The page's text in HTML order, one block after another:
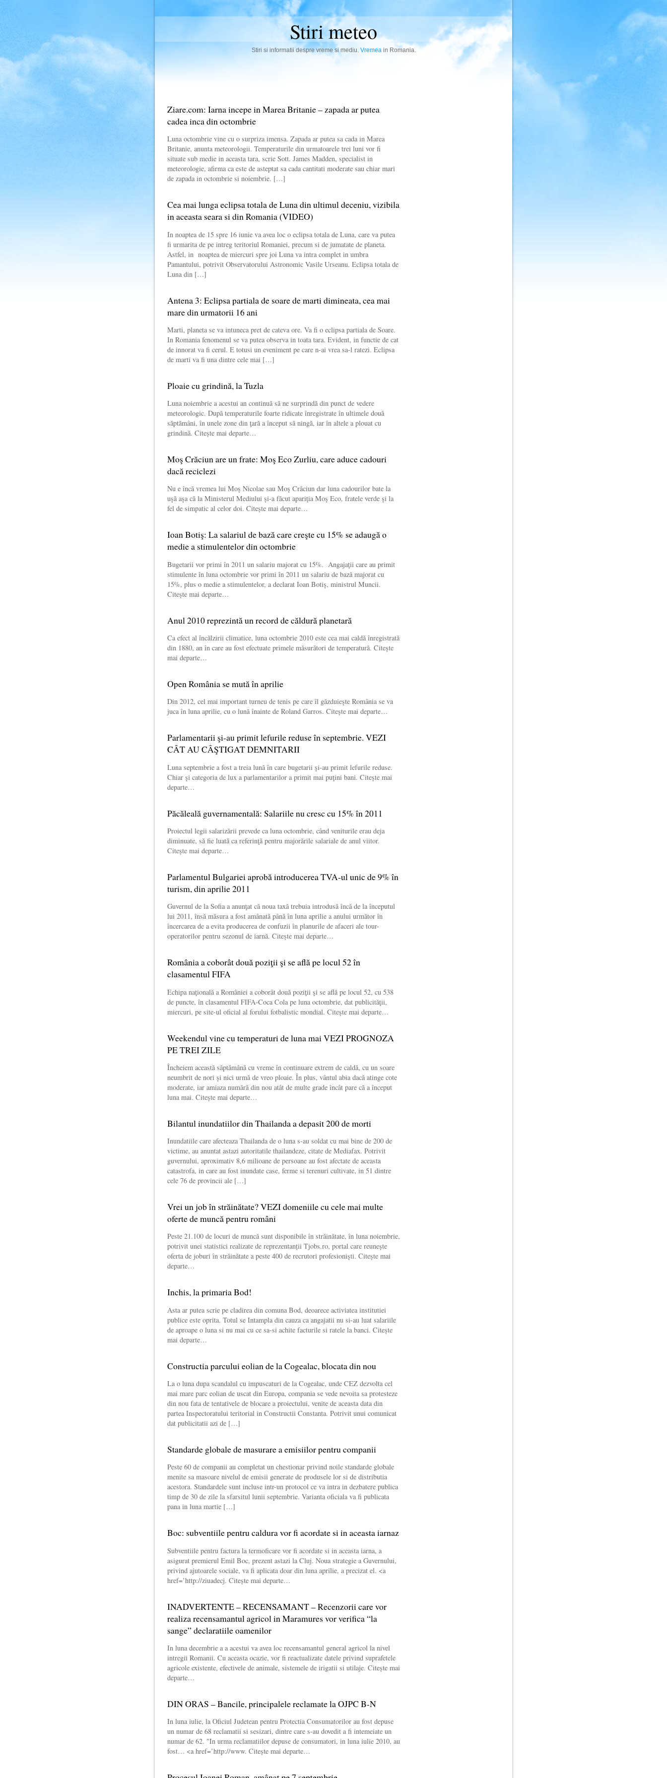
Stiri meteo
Stiri si informatii despre vreme si mediu. Vremeain Romania.
Ziare.com: Iarna incepe in Marea Britanie – zapada ar putea
cadea inca din octombrie
Luna octombrie vine cu o surpriza imensa. Zapada ar putea sa cada in Marea
Britanie, anunta meteorologii. Temperaturile din urmatoarele trei luni vor fi
situate sub medie in aceasta tara, scrie Sott. James Madden, specialist in
meteorologie, afirma ca este de asteptat sa cada cantitati moderate sau chiar mari
de zapada in octombrie si noiembrie. […]
Cea mai lunga eclipsa totala de Luna din ultimul deceniu, vizibila
in aceasta seara si din Romania (VIDEO)
In noaptea de 15 spre 16 iunie va avea loc o eclipsa totala de Luna, care va putea
fi urmarita de pe intreg teritoriul Romaniei, precum si de jumatate de planeta.
Astfel, in noaptea de miercuri spre joi Luna va intra complet in umbra
Pamantului, potrivit Observatorului Astronomic Vasile Urseanu. Eclipsa totala de
Luna din […]
Antena 3: Eclipsa partiala de soare de marti dimineata, cea mai
mare din urmatorii 16 ani
Marti, planeta se va intuneca pret de cateva ore. Va fi o eclipsa partiala de Soare.
In Romania fenomenul se va putea observa in toata tara. Evident, in functie de cat
de innorat va fi cerul. E totusi un eveniment pe care n-ai vrea sa-l ratezi. Eclipsa
de marti va fi una dintre cele mai […]
Ploaie cu grindină, la Tuzla
Luna noiembrie a acestui an continuă să ne surprindă din punct de vedere
meteorologic. După temperaturile foarte ridicate înregistrate în ultimele două
săptămâni, în unele zone din ţară a început să ningă, iar în altele a plouat cu
grindină. Citește mai departe…
Moş Crăciun are un frate: Moş Eco Zurliu, care aduce cadouri
dacă reciclezi
Nu e încă vremea lui Moş Nicolae sau Moş Crăciun dar luna cadourilor bate la
uşă aşa că la Ministerul Mediului şi-a făcut apariţia Moş Eco, fratele verde şi la
fel de simpatic al celor doi. Citește mai departe…
Ioan Botiş: La salariul de bază care creşte cu 15% se adaugă o
medie a stimulentelor din octombrie
Bugetarii vor primi în 2011 un salariu majorat cu 15%. Angajaţii care au primit
stimulente în luna octombrie vor primi în 2011 un salariu de bază majorat cu
15%, plus o medie a stimulentelor, a declarat Ioan Botiş, ministrul Muncii.
Citește mai departe…
Anul 2010 reprezintă un record de căldură planetară
Ca efect al încălzirii climatice, luna octombrie 2010 este cea mai caldă înregistrată
din 1880, an în care au fost efectuate primele măsurători de temperatură. Citește
mai departe…
Open România se mută în aprilie
Din 2012, cel mai important turneu de tenis pe care îl găzduieşte România se va
juca în luna aprilie, cu o lună înainte de Roland Garros. Citește mai departe…
Parlamentarii şi-au primit lefurile reduse în septembrie. VEZI
CÂT AU CÂŞTIGAT DEMNITARII
Luna septembrie a fost a treia lună în care bugetarii şi-au primit lefurile reduse.
Chiar şi categoria de lux a parlamentarilor a primit mai puţini bani. Citește mai
departe…
Păcăleală guvernamentală: Salariile nu cresc cu 15% în 2011
Proiectul legii salarizării prevede ca luna octombrie, când veniturile erau deja
diminuate, să fie luată ca referinţă pentru majorările salariale de anul viitor.
Citește mai departe…
Parlamentul Bulgariei aprobă introducerea TVA-ul unic de 9% în
turism, din aprilie 2011
Guvernul de la Sofia a anunţat că noua taxă trebuia introdusă încă de la începutul
lui 2011, însă măsura a fost amânată până în luna aprilie a anului următor în
încercarea de a evita producerea de confuzii în planurile de afaceri ale tour-
operatorilor pentru sezonul de iarnă. Citește mai departe…
România a coborât două poziţii şi se află pe locul 52 în
clasamentul FIFA
Echipa naţională a României a coborât două poziţii şi se află pe locul 52, cu 538
de puncte, în clasamentul FIFA-Coca Cola pe luna octombrie, dat publicităţii,
miercuri, pe site-ul oficial al forului fotbalistic mondial. Citește mai departe…
Weekendul vine cu temperaturi de luna mai VEZI PROGNOZA
PE TREI ZILE
Încheiem această săptămână cu vreme în continuare extrem de caldă, cu un soare
neumbrit de nori şi nici urmă de vreo ploaie. În plus, vântul abia dacă atinge cote
moderate, iar amiaza numără din nou atât de multe grade încât pare că a început
luna mai. Citește mai departe…
Bilantul inundatiilor din Thailanda a depasit 200 de morti
Inundatiile care afecteaza Thailanda de o luna s-au soldat cu mai bine de 200 de
victime, au anuntat astazi autoritatile thailandeze, citate de Mediafax. Potrivit
guvernului, aproximativ 8,6 milioane de persoane au fost afectate de aceasta
catastrofa, in care au fost inundate case, ferme si terenuri cultivate, in 51 dintre
cele 76 de provincii ale […]
Vrei un job în străinătate? VEZI domeniile cu cele mai multe
oferte de muncă pentru români
Peste 21.100 de locuri de muncă sunt disponibile în străinătate, în luna noiembrie,
potrivit unei statistici realizate de reprezentanții Tjobs.ro, portal care reunește
oferta de joburi în străinătate a peste 400 de recrutori profesionişti. Citește mai
departe…
Inchis, la primaria Bod!
Asta ar putea scrie pe cladirea din comuna Bod, deoarece activiatea institutiei
publice este oprita. Totul se Intampla din cauza ca angajatii nu si-au luat salariile
de aproape o luna si nu mai cu ce sa-si achite facturile si ratele la banci. Citește
mai departe…
Constructia parcului eolian de la Cogealac, blocata din nou
La o luna dupa scandalul cu impuscaturi de la Cogealac, unde CEZ dezvolta cel
mai mare parc eolian de uscat din Europa, compania se vede nevoita sa protesteze
din nou fata de tentativele de blocare a proiectului, venite de aceasta data din
partea Inspectoratului teritorial in Constructii Constanta. Potrivit unui comunicat
dat publicitatii azi de […]
Standarde globale de masurare a emisiilor pentru companii
Peste 60 de companii au completat un chestionar privind noile standarde globale
menite sa masoare nivelul de emisii generate de produsele lor si de distributia
acestora. Standardele sunt incluse intr-un protocol ce va intra in dezbatere publica
timp de 30 de zile la sfarsitul lunii septembrie. Varianta oficiala va fi publicata
pana in luna martie […]
Boc: subventiile pentru caldura vor fi acordate si in aceasta iarnaz
Subventiile pentru factura la termoficare vor fi acordate si in aceasta iarna, a
asigurat premierul Emil Boc, prezent astazi la Cluj. Noua strategie a Guvernului,
privind ajutoarele sociale, va fi aplicata doar din luna aprilie, a precizat el. <a
href=’http://ziuadecj. Citește mai departe…
INADVERTENTE – RECENSAMANT – Recenzorii care vor
realiza recensamantul agricol in Maramures vor verifica “la
sange” declaratiile oamenilor
In luna decembrie a a acestui va avea loc recensamantul general agricol la nivel
intregii Romanii. Cu aceasta ocazie, vor fi reactualizate datele privind suprafetele
agricole existente, efectivele de animale, sistemele de irigatii si utilaje. Citește mai
departe…
DIN ORAS – Bancile, principalele reclamate la OJPC B-N
In luna iulie, la Oficiul Judetean pentru Protectia Consumatorilor au fost depuse
un numar de 68 reclamatii si sesizari, dintre care s-au dovedit a fi intemeiate un
numar de 62. "In urma reclamatiilor depuse de consumatori, in luna iulie 2010, au
fost… <a href=’http://www. Citește mai departe…